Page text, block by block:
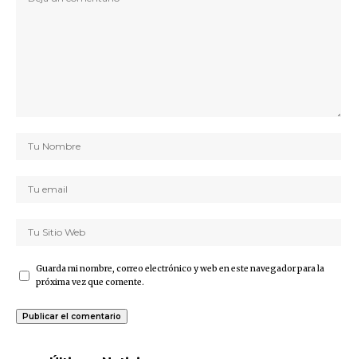
Guarda mi nombre, correo electrónico y web en este navegador para la
próxima vez que comente.